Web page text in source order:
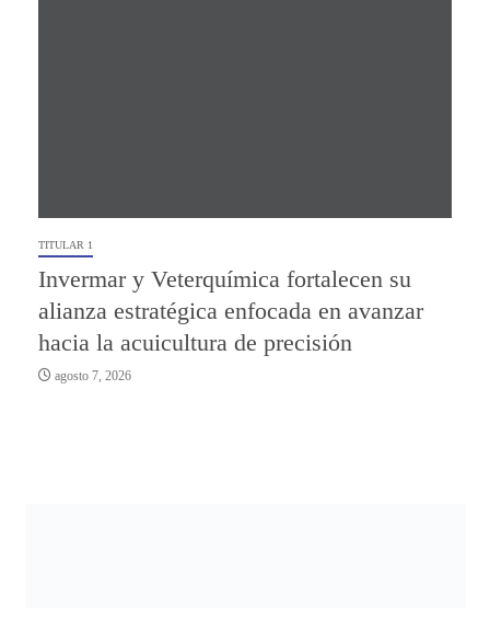
TITULAR 1
Invermar y Veterquímica fortalecen su
alianza estratégica enfocada en avanzar
hacia la acuicultura de precisión
agosto 7, 2026